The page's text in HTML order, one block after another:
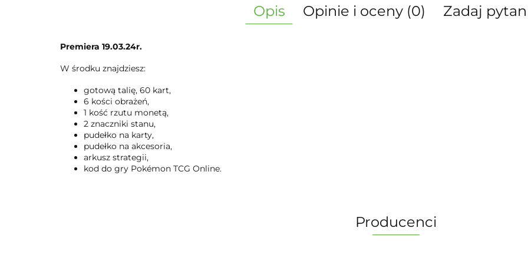
Opis Opinie i oceny (0) Zadaj
Premiera 19.03.24r.
W środku znajdziesz:
gotową talię, 60 kart,
6 kości obrażeń,
1 kość rzutu monetą,
2 znaczniki stanu,
pudełko na karty,
pudełko na akcesoria,
arkusz strategii,
kod do gry Pokémon TCG Online.
Producenci